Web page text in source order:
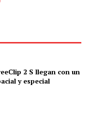
2 S llegan con un
y especial